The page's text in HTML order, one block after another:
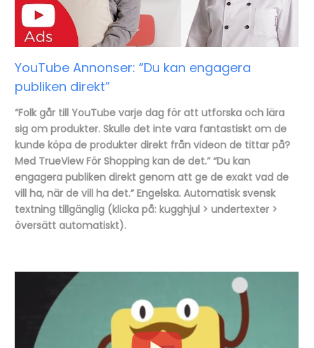
YouTube Annonser: “Du kan engagera
publiken direkt”
“Folk går till YouTube varje dag för att utforska och lära
sig om produkter. Skulle det inte vara fantastiskt om de
kunde köpa de produkter direkt från videon de tittar på?
Med TrueView För Shopping kan de det.” “Du kan
engagera publiken direkt genom att ge de exakt vad de
vill ha, när de vill ha det.” Engelska. Automatisk svensk
textning tillgänglig (klicka på: kugghjul > undertexter >
översätt automatiskt).